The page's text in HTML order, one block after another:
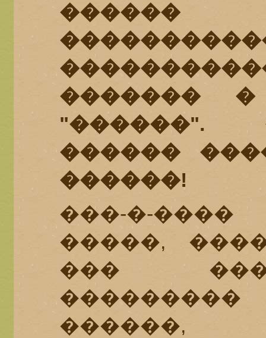
�������
"������".
������
������!
���-�-����
�����,
���
���������
������,